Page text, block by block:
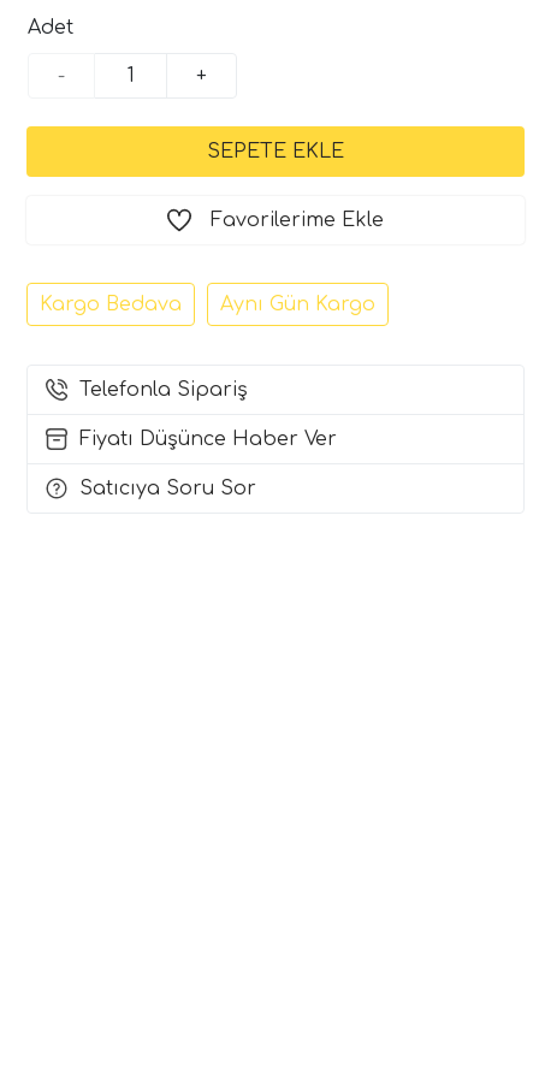
Adet
- +
Favorilerime Ekle
Kargo Bedava Aynı Gün Kargo
Telefonla Sipariş
Fiyatı Düşünce Haber Ver
Satıcıya Soru Sor